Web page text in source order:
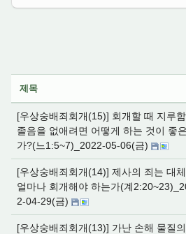
제목
[우상숭배죄회개(15)] 회개할 때 지루
졸음을 없애려면 어떻게 하는 것이 좋은
가?(느1:5~7)_2022-05-06(금)
[우상숭배죄회개(14)] 제사의 죄는 대체
얼마나 회개해야 하는가(계
2-04-29(금)
[우상숭배죄회개(13)] 가난 손해 물질의